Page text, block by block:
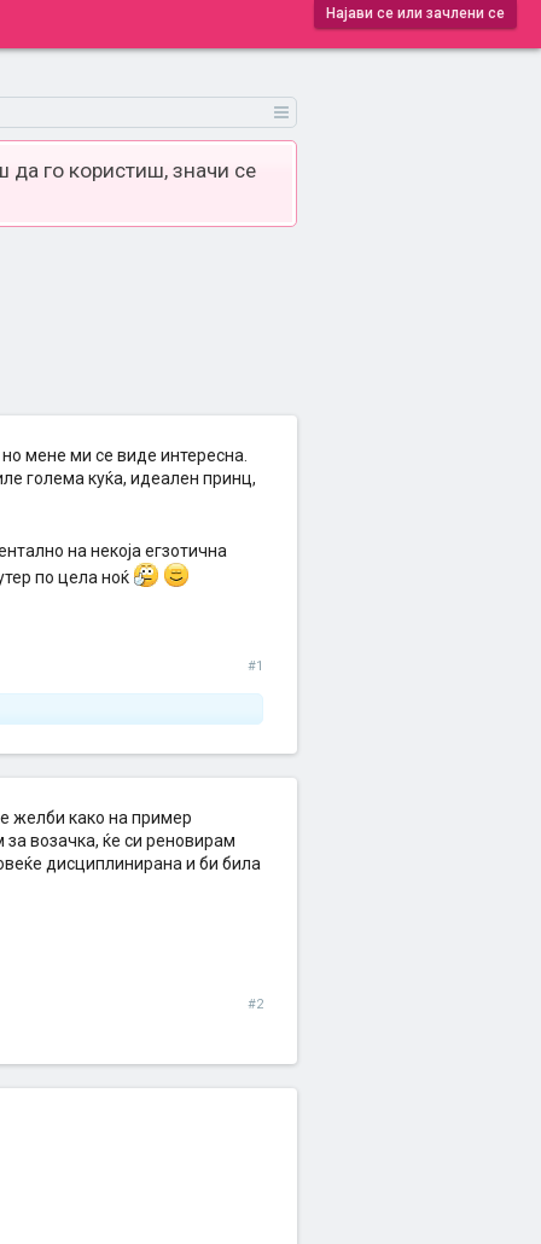
Најави се или зачлени се
го користиш, значи се
мене ми се виде интересна.
голема куќа, идеален принц,
на некоја егзотична
по цела ноќ
#1
желби како на пример
за возачка, ќе си реновирам
дисциплинирана и би била
#2